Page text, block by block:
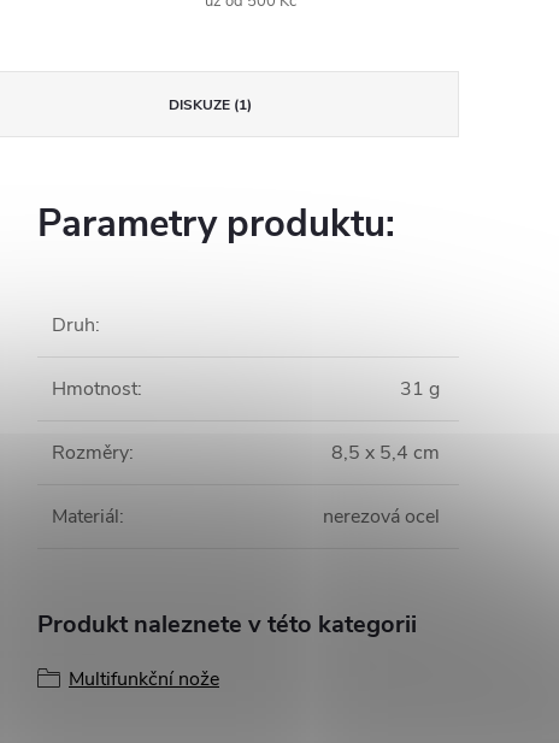
DISKUZE (1)
Parametry produktu:
Druh:
Hmotnost: 31 g
Rozměry: 8,5 x 5,4 cm
Materiál: nerezová ocel
Produkt naleznete v této kategorii
Multifunkční nože